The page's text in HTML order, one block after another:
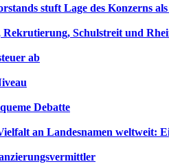
stuft Lage des Konzerns
Schulstreit und
ab
Debatte
an Landesnamen weltweit: